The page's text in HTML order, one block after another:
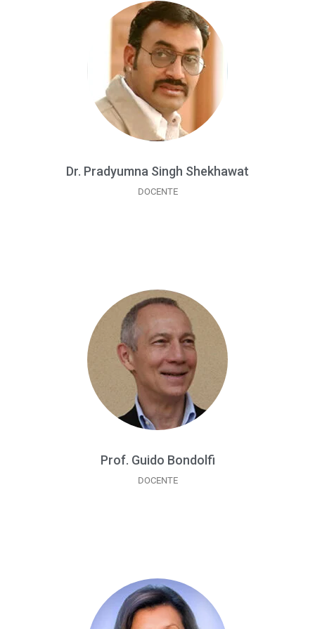
Dr. Pradyumna Singh Shekhawat
DOCENTE
Prof. Guido Bondolfi
DOCENTE